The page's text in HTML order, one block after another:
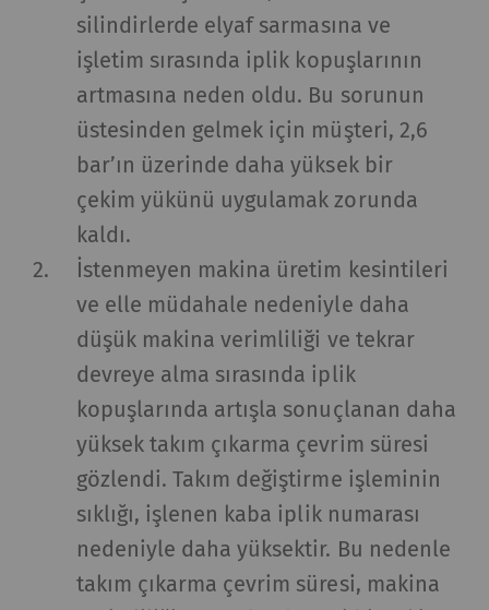
silindirlerde elyaf sarmasına ve
işletim sırasında iplik kopuşlarının
artmasına neden oldu. Bu sorunun
üstesinden gelmek için müşteri, 2,6
bar’ın üzerinde daha yüksek bir
çekim yükünü uygulamak zorunda
kaldı.
İstenmeyen makina üretim kesintileri
ve elle müdahale nedeniyle daha
düşük makina verimliliği ve tekrar
devreye alma sırasında iplik
kopuşlarında artışla sonuçlanan daha
yüksek takım çıkarma çevrim süresi
gözlendi. Takım değiştirme işleminin
sıklığı, işlenen kaba iplik numarası
nedeniyle daha yüksektir. Bu nedenle
takım çıkarma çevrim süresi, makina